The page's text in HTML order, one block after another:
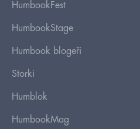
HumbookFest
HumbookStage
Humbook blogeři
Storki
Humblok
HumbookMag